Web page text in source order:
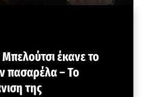
έκανε το
πασαρέλα – To
της